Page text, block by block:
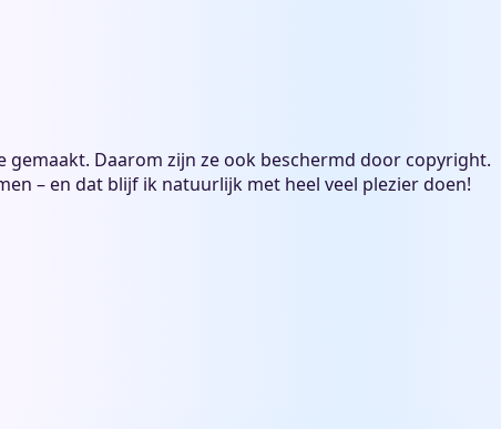
gemaakt. Daarom zijn ze ook beschermd door copyright.
– en dat blijf ik natuurlijk met heel veel plezier doen!